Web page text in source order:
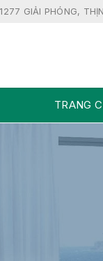
GIẢI PHÓNG,
TRANG